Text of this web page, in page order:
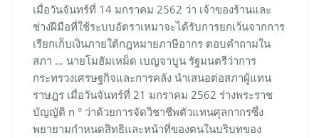
เมื่อวันจันทร์ที่ 14 มกราคม 2562 ว่า เจ้าของร้านและ
ช่างฝีมือที่ใช้ระบบอัตราเหมาจะได้รับการยกเว้นจากการ
เรียกเก็บเงินภายใต้กฎหมายภาษีอากร ตอบคำถามใน
สภา … นายโมฮัมเหม็ด เบญจาบูน รัฐมนตรีว่าการ
กระทรวงเศรษฐกิจและการคลัง นำเสนอต่อสภาผู้แทน
ราษฎร เมื่อวันจันทร์ที่ 21 มกราคม 2562 ร่างพระราช
บัญญัติ n ° ว่าด้วยการจัดวิชาชีพตัวแทนศุลกากรซึ่ง
พยายามกำหนดสิทธิและหน้าที่ของตนในบริบทของ